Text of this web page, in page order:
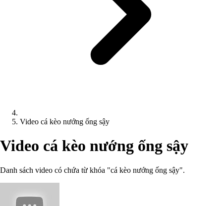
Video cá kèo nướng ống sậy
Video cá kèo nướng ống sậy
Danh sách video có chứa từ khóa "cá kèo nướng ống sậy".